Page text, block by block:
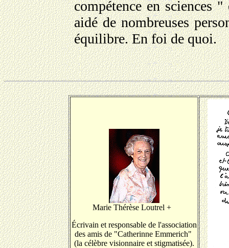
compétence en sciences
aidé de nombreuses
équilibre. En foi de quoi.
Marie Thérèse Loutrel +
Écrivain et responsable de l'association
des amis de "Catherinne Emmerich"
(la célèbre visionnaire et stigmatisée).